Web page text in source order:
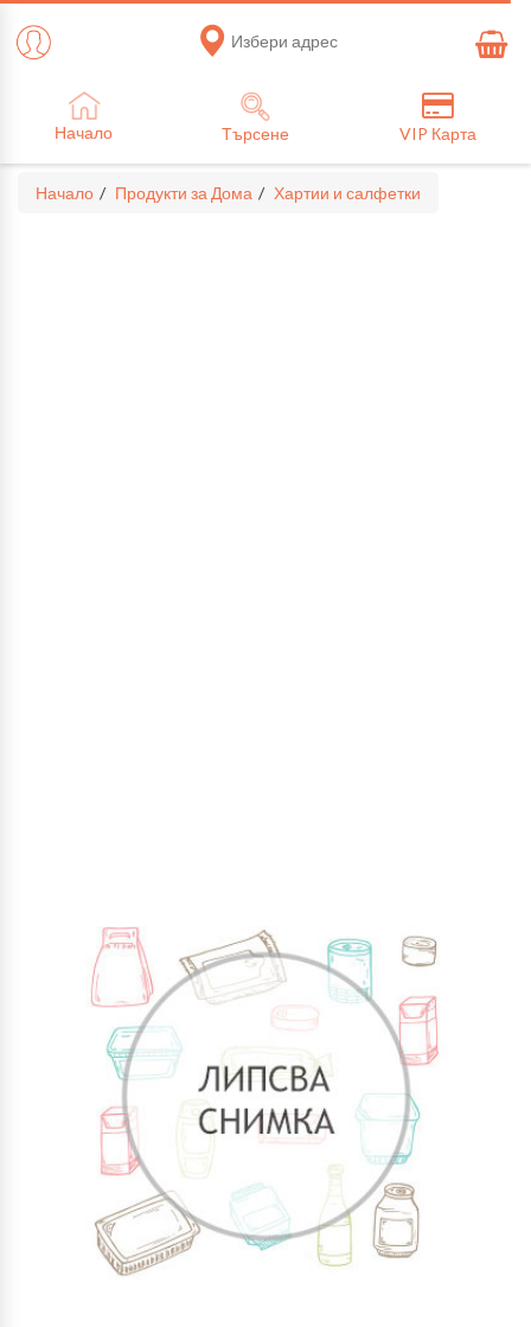
Избери адрес
Начало Търсене VIP Карта
Начало Продукти за Дома Хартии и салфетки